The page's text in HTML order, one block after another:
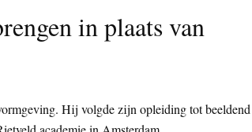
in plaats van
Hij volgde zijn opleiding tot beeldend